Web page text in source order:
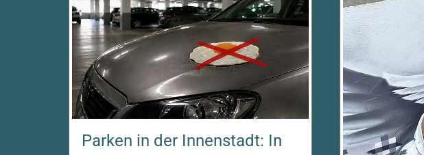
Parken in der Innenstadt: In